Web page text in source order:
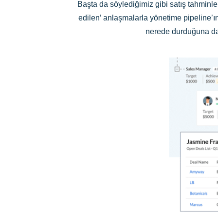
Başta da söylediğimiz gibi satış
edilen’ anlaşmalarla yönetime
nerede durduğuna